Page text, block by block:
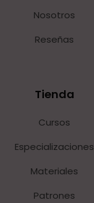
Nosotros
Reseñas
Tienda
Cursos
Especializaciones
Materiales
Patrones